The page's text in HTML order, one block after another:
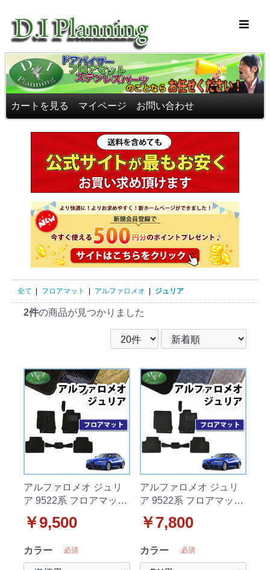
カートを見る マイページ お問い合わせ
全て | フロアマット | アルファロメオ | ジュリア
2件の商品が見つかりました
アルファロメオ ジュリ
ア 9522系 フロアマット
￥9,500
カラー 必須
アルファロメオ ジュリ
ア 9522系 フロアマット
￥7,800
カラー 必須